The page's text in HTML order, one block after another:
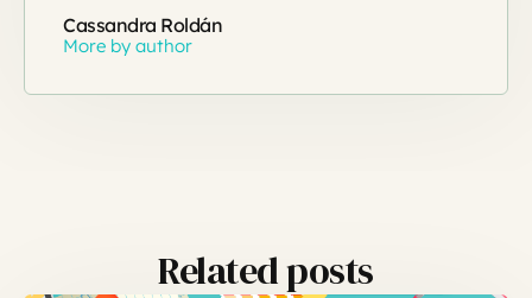
Cassandra Roldán
More by author
Related posts